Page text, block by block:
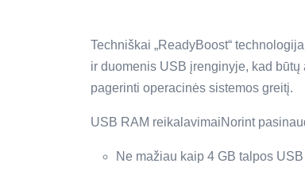
Techniškai „ReadyBoost“
ir duomenis USB įrenginyje, kad
pagerinti operacinės sistemos greitį.
USB RAM reikalavimaiNorint
Ne mažiau kaip 4 GB talpos